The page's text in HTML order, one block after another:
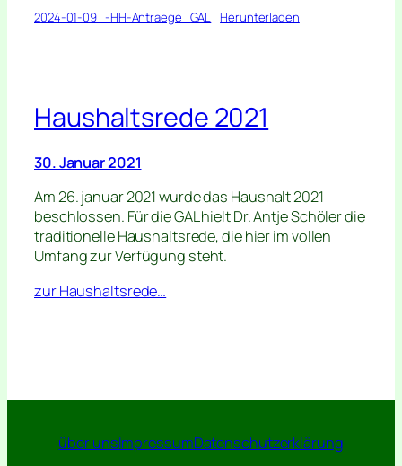
2024-01-09_-HH-Antraege_GAL Herunterladen
Haushaltsrede 2021
30. Januar 2021
Am 26. januar 2021 wurde das Haushalt 2021
beschlossen. Für die GAL hielt Dr. Antje Schöler die
traditionelle Haushaltsrede, die hier im vollen
Umfang zur Verfügung steht.
zur Haushaltsrede…
über unsImpressumDatenschutzerklärung